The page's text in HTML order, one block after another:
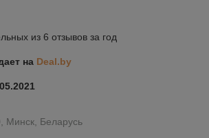
из 6 отзывов за год
на Deal.by
Минск, Беларусь